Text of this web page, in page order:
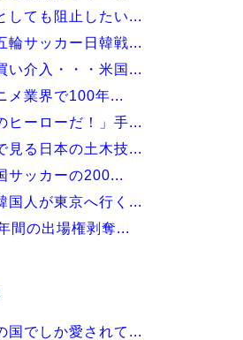
しても阻止したい...
輪サッカー日韓戦...
い介入・・・米国...
メ業界で100年...
ヒーローだ！」手...
見る日本の土木技...
サッカーの200...
国人が東京へ行く...
間の出場権剥奪...
国でしか愛されて...